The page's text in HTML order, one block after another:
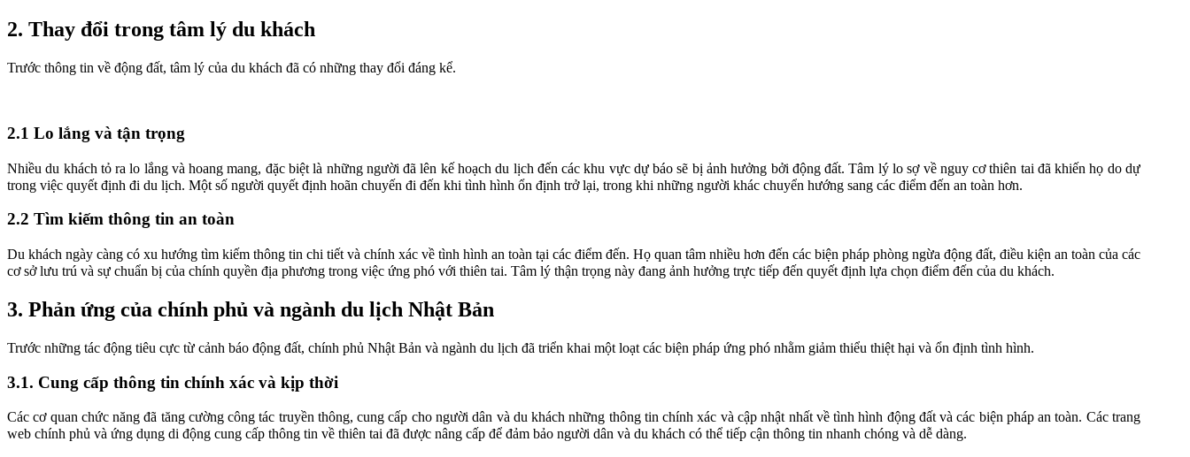
2. Thay đổi trong tâm lý du khách
Trước thông tin về động đất, tâm lý của du khách đã có những thay đổi đáng kể.
2.1 Lo lắng và tận trọng
Nhiều du khách tỏ ra lo lắng và hoang mang, đặc biệt là những người đã lên kế hoạch du lịch đến các khu vực dự báo sẽ bị ảnh hưởng bởi động đất. Tâm lý lo sợ về nguy cơ thiên tai đã khiến họ do dự
trong việc quyết định đi du lịch. Một số người quyết định hoãn chuyến đi đến khi tình hình ổn định trở lại, trong khi những người khác chuyển hướng sang các điểm đến an toàn hơn.
2.2 Tìm kiếm thông tin an toàn
Du khách ngày càng có xu hướng tìm kiếm thông tin chi tiết và chính xác về tình hình an toàn tại các điểm đến. Họ quan tâm nhiều hơn đến các biện pháp phòng ngừa động đất, điều kiện an toàn của các
cơ sở lưu trú và sự chuẩn bị của chính quyền địa phương trong việc ứng phó với thiên tai. Tâm lý thận trọng này đang ảnh hưởng trực tiếp đến quyết định lựa chọn điểm đến của du khách.
3. Phản ứng của chính phủ và ngành du lịch Nhật Bản
Trước những tác động tiêu cực từ cảnh báo động đất, chính phủ Nhật Bản và ngành du lịch đã triển khai một loạt các biện pháp ứng phó nhằm giảm thiểu thiệt hại và ổn định tình hình.
3.1. Cung cấp thông tin chính xác và kịp thời
Các cơ quan chức năng đã tăng cường công tác truyền thông, cung cấp cho người dân và du khách những thông tin chính xác và cập nhật nhất về tình hình động đất và các biện pháp an toàn. Các trang
web chính phủ và ứng dụng di động cung cấp thông tin về thiên tai đã được nâng cấp để đảm bảo người dân và du khách có thể tiếp cận thông tin nhanh chóng và dễ dàng.